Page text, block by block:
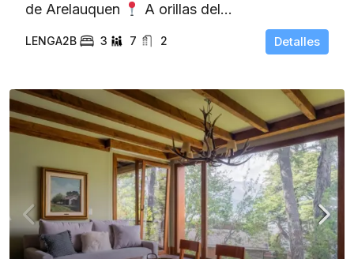
de Arelauquen
A orillas del...
LENGA2B 3 7 2 Detalles